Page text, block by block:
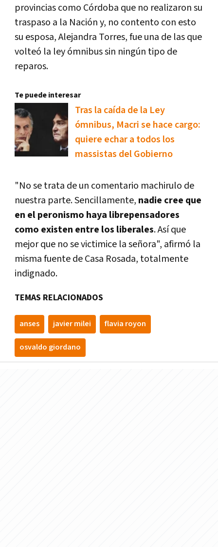
provincias como Córdoba que no realizaron su
traspaso a la Nación y, no contento con esto
su esposa, Alejandra Torres, fue una de las que
volteó la ley ómnibus sin ningún tipo de
reparos.
Te puede interesar
Tras la caída de la Ley
ómnibus, Macri se hace cargo:
quiere echar a todos los
massistas del Gobierno
"No se trata de un comentario machirulo de
nuestra parte. Sencillamente, nadie cree que
en el peronismo haya librepensadores
como existen entre los liberales. Así que
mejor que no se victimice la señora", afirmó la
misma fuente de Casa Rosada, totalmente
indignado.
TEMAS RELACIONADOS
anses javier milei flavia royon
osvaldo giordano